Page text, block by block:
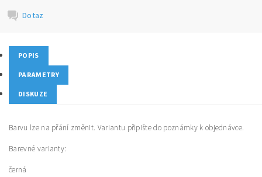
Dotaz
POPIS
PARAMETRY
DISKUZE
Barvu lze na přání změnit. Variantu připište do poznámky k objednávce.
Barevné varianty:
černá